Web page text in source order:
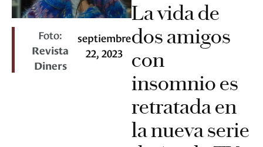
Foto:
Revista
Diners
septiembre
22, 2023
La vida de
dos amigos
con
insomnio es
retratada en
la nueva serie